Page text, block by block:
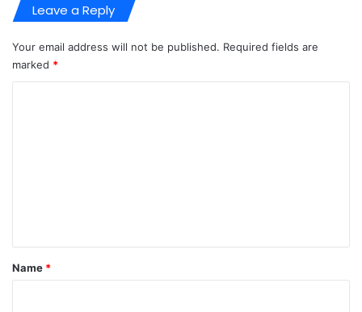
Leave a Reply
Your email address will not be published. Required fields are
marked *
*
Name *